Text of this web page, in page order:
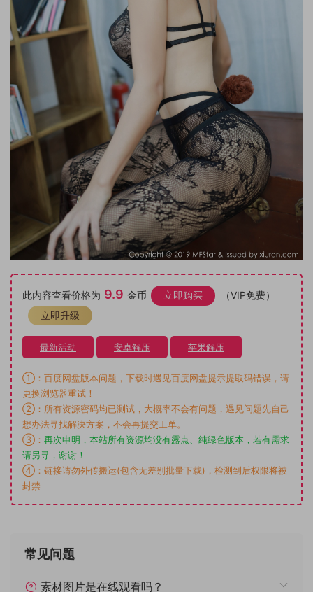
此内容查看价格为 9.9 金币 立即购买
（VIP免费）
立即升级
最新活动 安卓解压 苹果解压
①：百度网盘版本问题，下载时遇见百度网盘提示提取码错误，请
更换浏览器重试！
②：所有资源密码均已测试，大概率不会有问题，遇见问题先自己
想办法寻找解决方案，不会再提交工单。
③： 再次申明，本站所有资源均没有露点、纯绿色版本，若有需求
请另寻，谢谢！
④：链接请勿外传搬运(包含无差别批量下载)，检测到后权限将被
封禁
常见问题
素材图片是在线观看吗？